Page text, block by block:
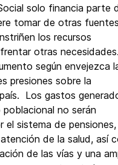
solo financia parte
tomar de otras
los recursos
otras
según envejezca
presiones sobre la
Los gastos
no serán
el sistema de
de la salud, así
de las vías y una